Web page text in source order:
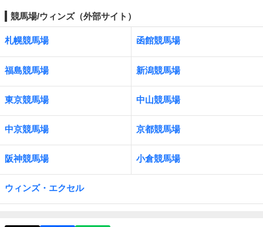
競馬場/ウィンズ（外部サイト）
札幌競馬場 函館競馬場
福島競馬場 新潟競馬場
東京競馬場 中山競馬場
中京競馬場 京都競馬場
阪神競馬場 小倉競馬場
ウィンズ・エクセル